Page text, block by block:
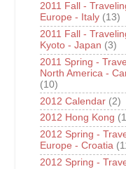
2011 Fall -
Europe - Italy (13)
2011 Fall -
Kyoto - Japan (3)
2011 Spring -
North America -
(10)
2012 Calendar (2)
2012 Hong Kong
2012 Spring -
Europe - Croatia
2012 Spring -